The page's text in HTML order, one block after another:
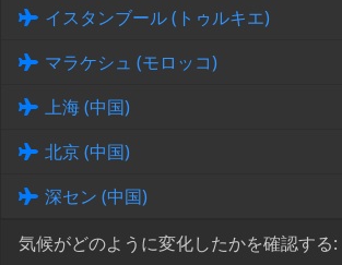
イスタンブール (トゥルキエ)
マラケシュ (モロッコ)
上海 (中国)
北京 (中国)
深セン (中国)
気候がどのように変化したかを確認する: